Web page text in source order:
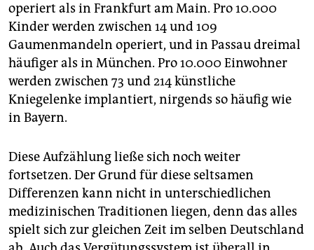
operiert als in Frankfurt am Main. Pro 10.000
Kinder werden zwischen 14 und 109
Gaumenmandeln operiert, und in Passau dreimal
häufiger als in München. Pro 10.000 Einwohner
werden zwischen 73 und 214 künstliche
Kniegelenke implantiert, nirgends so häufig wie
in Bayern.
Diese Aufzählung ließe sich noch weiter
fortsetzen. Der Grund für diese seltsamen
Differenzen kann nicht in unterschiedlichen
medizinischen Traditionen liegen, denn das alles
spielt sich zur gleichen Zeit im selben Deutschland